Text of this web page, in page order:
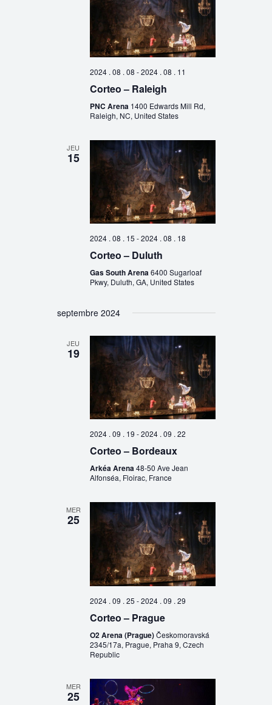
2024 . 08 . 08 -2024 . 08 . 11
Corteo – Raleigh
PNC Arena 1400 Edwards Mill Rd,
Raleigh, NC, United States
JEU
15
2024 . 08 . 15 -2024 . 08 . 18
Corteo – Duluth
Gas South Arena6400 Sugarloaf
Pkwy, Duluth, GA, United States
septembre 2024
JEU
19
2024 . 09 . 19 -2024 . 09 . 22
Corteo – Bordeaux
Arkéa Arena48-50 Ave Jean
Alfonséa, Floirac, France
MER
25
2024 . 09 . 25 -2024 . 09 . 29
Corteo – Prague
O2 Arena (Prague)Českomoravská
2345/17a, Prague, Praha 9, Czech
Republic
MER
25